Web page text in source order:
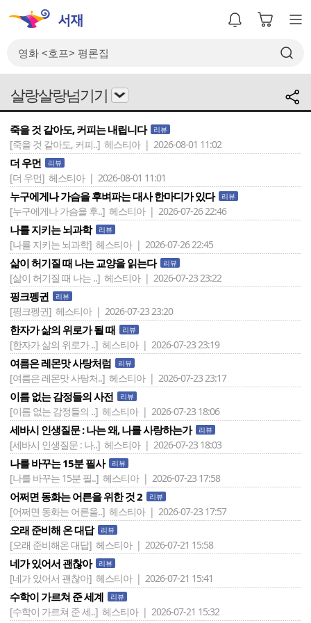
살랑살랑넘기기
죽을 것 같아도, 커피는 내립니다 리뷰
[죽을 것 같아도, 커피..] 헤스티아 | 2026-08-01 11:02
더 우먼 리뷰
[더 우먼] 헤스티아 | 2026-08-01 11:01
누구에게나 가슴을 후벼파는 대사 한마디가 있다 리뷰
[누구에게나 가슴을 후..] 헤스티아 | 2026-07-26 22:46
나를 지키는 뇌과학 리뷰
[나를 지키는 뇌과학] 헤스티아 | 2026-07-26 22:45
삶이 허기질 때 나는 교양을 읽는다 리뷰
[삶이 허기질 때 나는 ..] 헤스티아 | 2026-07-23 23:22
핑크펭귄 리뷰
[핑크펭귄] 헤스티아 | 2026-07-23 23:20
한자가 삶의 위로가 될 때 리뷰
[한자가 삶의 위로가 ..] 헤스티아 | 2026-07-23 23:19
여름은 레몬맛 사탕처럼 리뷰
[여름은 레몬맛 사탕처..] 헤스티아 | 2026-07-23 23:17
이름 없는 감정들의 사전 리뷰
[이름 없는 감정들의 ..] 헤스티아 | 2026-07-23 18:06
세바시 인생질문 : 나는 왜, 나를 사랑하는가 리뷰
[세바시 인생질문 : 나..] 헤스티아 | 2026-07-23 18:03
나를 바꾸는 15분 필사 리뷰
[나를 바꾸는 15분 필..] 헤스티아 | 2026-07-23 17:58
어쩌면 동화는 어른을 위한 것 2 리뷰
[어쩌면 동화는 어른을..] 헤스티아 | 2026-07-23 17:57
오래 준비해 온 대답 리뷰
[오래 준비해온 대답] 헤스티아 | 2026-07-21 15:58
네가 있어서 괜찮아 리뷰
[네가 있어서 괜찮아] 헤스티아 | 2026-07-21 15:41
수학이 가르쳐 준 세계 리뷰
[수학이 가르쳐 준 세..] 헤스티아 | 2026-07-21 15:32